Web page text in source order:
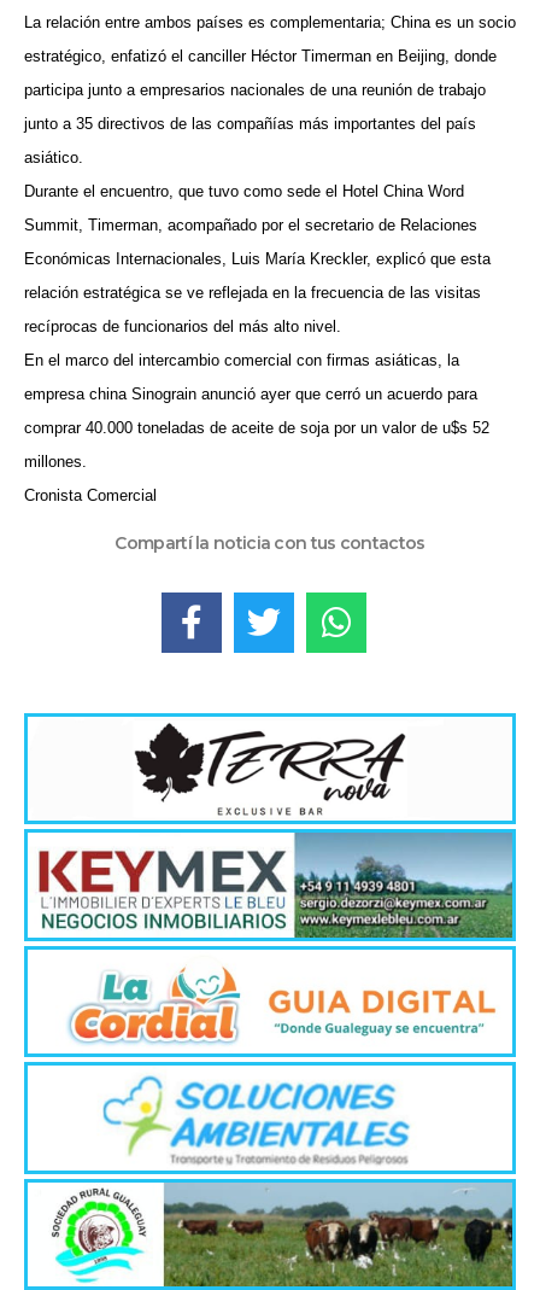
La relación entre ambos países es complementaria; China es un socio
estratégico, enfatizó el canciller Héctor Timerman en Beijing, donde
participa junto a empresarios nacionales de una reunión de trabajo
junto a 35 directivos de las compañías más importantes del país
asiático.
Durante el encuentro, que tuvo como sede el Hotel China Word
Summit, Timerman, acompañado por el secretario de Relaciones
Económicas Internacionales, Luis María Kreckler, explicó que esta
relación estratégica se ve reflejada en la frecuencia de las visitas
recíprocas de funcionarios del más alto nivel.
En el marco del intercambio comercial con firmas asiáticas, la
empresa china Sinograin anunció ayer que cerró un acuerdo para
comprar 40.000 toneladas de aceite de soja por un valor de u$s 52
millones.
Cronista Comercial
Compartí la noticia con tus contactos